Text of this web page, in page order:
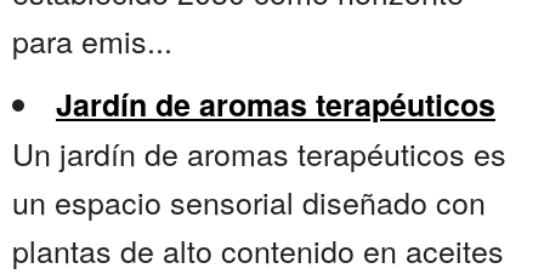
para emis...
Jardín de aromas terapéuticos
Un jardín de aromas terapéuticos es
un espacio sensorial diseñado con
plantas de alto contenido en aceites